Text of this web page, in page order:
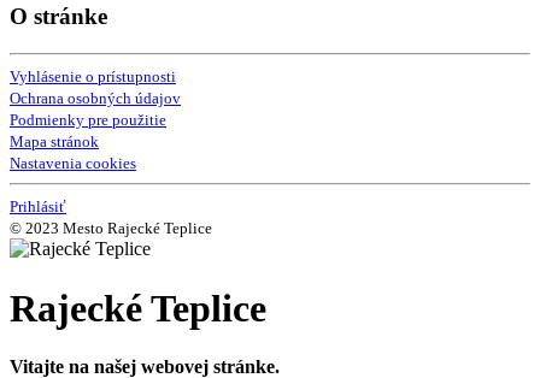
O stránke
Vyhlásenie o prístupnosti
Ochrana osobných údajov
Podmienky pre použitie
Mapa stránok
Nastavenia cookies
Prihlásiť
© 2023 Mesto Rajecké Teplice
Rajecké Teplice
Vitajte na našej webovej stránke.